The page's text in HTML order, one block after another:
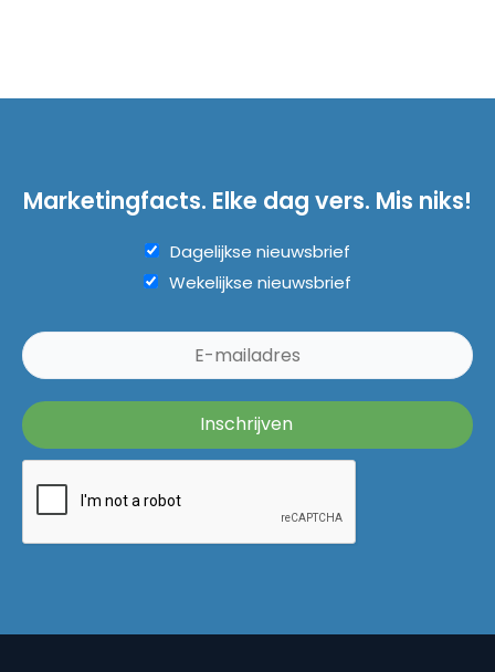
Marketingfacts. Elke dag vers. Mis niks!
Dagelijkse nieuwsbrief
Wekelijkse nieuwsbrief